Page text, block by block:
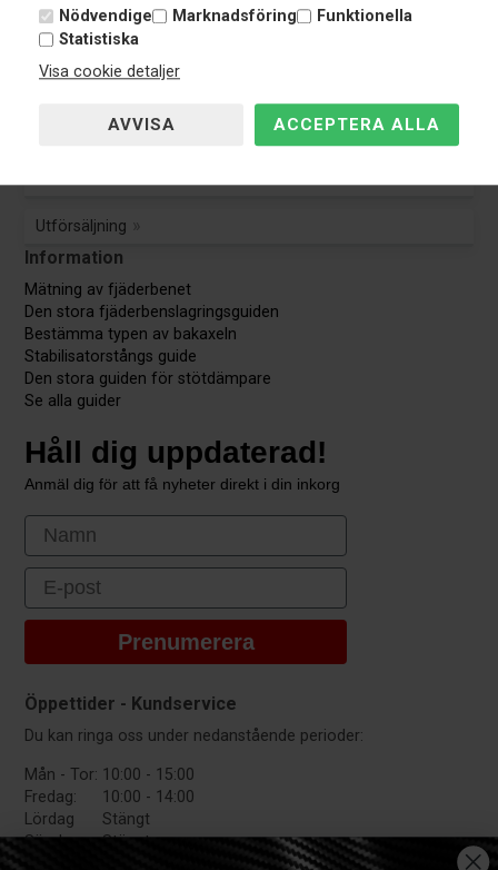
Nödvendige Marknadsföring
Funktionella
Statistiska
Visa cookie detaljer
Kundservice
Guider & Manualer
Utförsäljning
Information
Mätning av fjäderbenet
Den stora fjäderbenslagringsguiden
Bestämma typen av bakaxeln
Stabilisatorstångs guide
Den stora guiden för stötdämpare
Se alla guider
Håll dig uppdaterad!
Anmäl dig för att få nyheter direkt i din inkorg
First Name
Email
Prenumerera
Öppettider - Kundservice
Du kan ringa oss under nedanstående perioder:
Mån - Tor: 10:00 - 15:00
Fredag:
10:00 - 14:00
Lördag
Stängt
Söndag:
Stängt